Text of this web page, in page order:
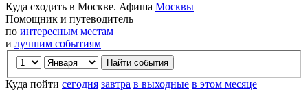
Куда сходить в Москве. Афиша Москвы
Помощник и путеводитель
по интересным местам
и лучшим событиям
Куда пойти сегодня завтра в выходные в этом месяце